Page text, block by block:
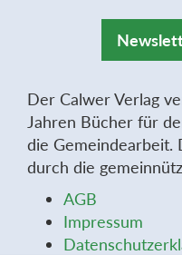
Der Calwer Verlag
Jahren Bücher für
die Gemeindearbeit.
durch die
AGB
Impressum